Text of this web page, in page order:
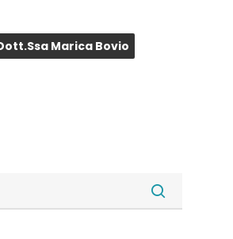
Marica Bovio